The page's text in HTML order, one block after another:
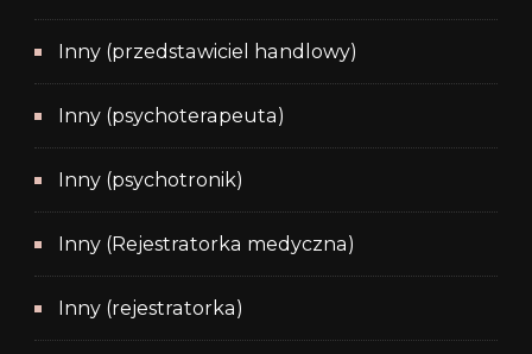
Inny (przedstawiciel handlowy)
Inny (psychoterapeuta)
Inny (psychotronik)
Inny (Rejestratorka medyczna)
Inny (rejestratorka)